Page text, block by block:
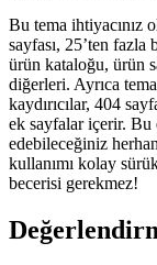
Bu tema ihtiyacınız
sayfası, 25’ten fazla
ürün kataloğu, ürün
diğerleri. Ayrıca
kaydırıcılar, 404
ek sayfalar içerir. Bu
edebileceğiniz
kullanımı kolay
becerisi gerekmez!